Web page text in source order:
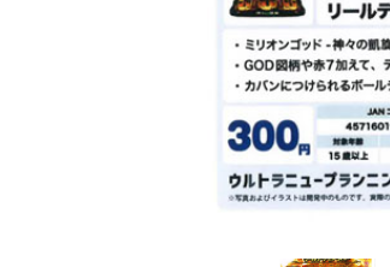
よくあるご質問
ご利用ガイド
06-6282-7659